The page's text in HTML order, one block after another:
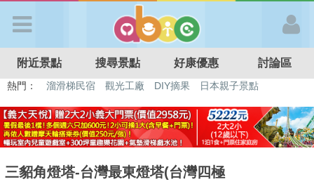
APP登入
首 頁
附近景點 搜尋景點 好康優惠 討論區
熱門： 溜滑梯民宿 觀光工廠 DIY摘果
日本親子景點
三貂角燈塔-台灣最東燈塔(台灣四極